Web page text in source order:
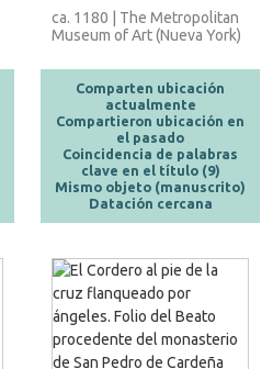
ca. 1180 | The Metropolitan
Museum of Art (Nueva York)
Comparten ubicación
actualmente
Compartieron ubicación en
el pasado
Coincidencia de palabras
clave en el título (9)
Mismo objeto (manuscrito)
Datación cercana